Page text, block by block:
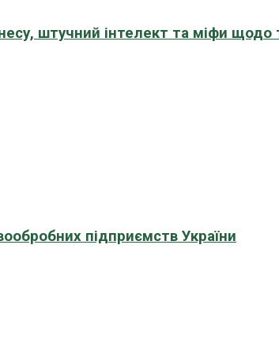
штучний інтелект та міфи щодо
підприємств України